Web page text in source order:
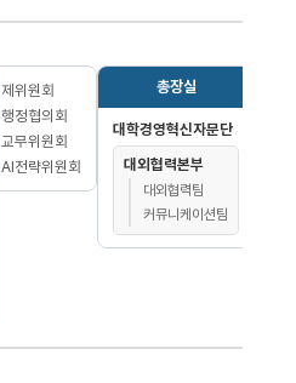
기
제위원회
행정협의회
교무위원회
AI전략위원회
총장실
대학경영혁신자문단
대외협력본부
대외협력팀
커뮤니케이션팀